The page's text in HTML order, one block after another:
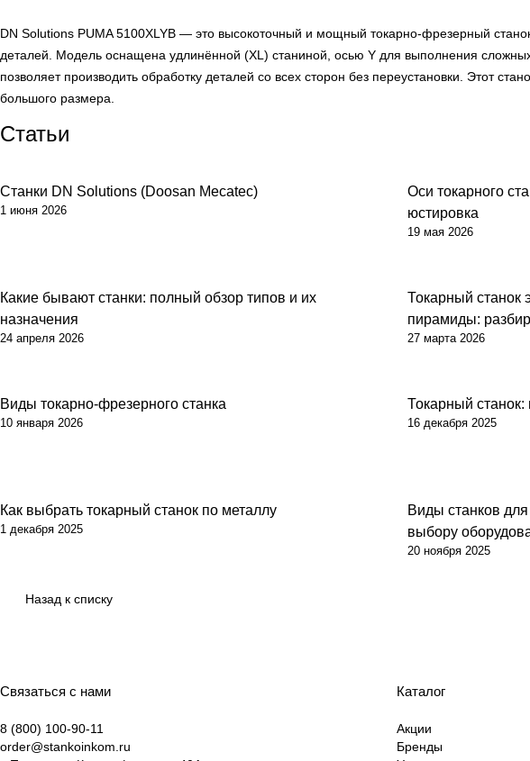
DN Solutions PUMA 5100XLYB — это высокоточный и мощный токарно-фрезерный
деталей. Модель оснащена удлинённой (XL) станиной, осью Y для выполнения
позволяет производить обработку деталей со всех сторон без переустановки. Этот
большого размера.
Статьи
Станки DN Solutions (Doosan Mecatec)
1 июня 2026
Оси токарного
юстировка
19 мая 2026
Какие бывают станки: полный обзор типов и их
назначения
24 апреля 2026
Токарный станок
пирамиды:
27 марта 2026
Виды токарно-фрезерного станка
10 января 2026
Токарный
16 декабря 2025
Как выбрать токарный станок по металлу
1 декабря 2025
Виды станков
выбору
20 ноября 2025
Назад к списку
Связаться с нами
8 (800) 100-90-11
order@stankoinkom.ru
Каталог
Акции
Бренды